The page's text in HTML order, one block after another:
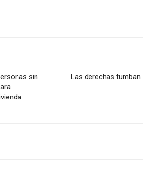
sin
Las derechas